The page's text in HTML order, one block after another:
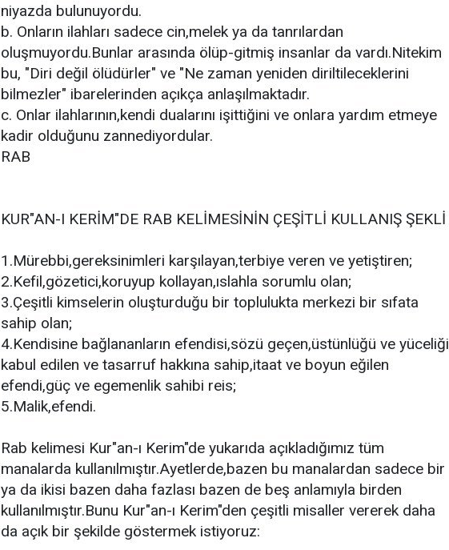
niyazda bulunuyordu.
b. Onların ilahları sadece cin,melek ya da tanrılardan
oluşmuyordu.Bunlar arasında ölüp-gitmiş insanlar da vardı.Nitekim
bu, "Diri değil ölüdürler" ve "Ne zaman yeniden diriltileceklerini
bilmezler" ibarelerinden açıkça anlaşılmaktadır.
c. Onlar ilahlarının,kendi dualarını işittiğini ve onlara yardım etmeye
kadir olduğunu zannediyordular.
RAB
KUR"AN-I KERİM"DE RAB KELİMESİNİN ÇEŞİTLİ KULLANIŞ ŞEKLİ
1.Mürebbi,gereksinimleri karşılayan,terbiye veren ve yetiştiren;
2.Kefil,gözetici,koruyup kollayan,ıslahla sorumlu olan;
3.Çeşitli kimselerin oluşturduğu bir toplulukta merkezi bir sıfata
sahip olan;
4.Kendisine bağlananların efendisi,sözü geçen,üstünlüğü ve yüceliği
kabul edilen ve tasarruf hakkına sahip,itaat ve boyun eğilen
efendi,güç ve egemenlik sahibi reis;
5.Malik,efendi.
Rab kelimesi Kur"an-ı Kerim"de yukarıda açıkladığımız tüm
manalarda kullanılmıştır.Ayetlerde,bazen bu manalardan sadece bir
ya da ikisi bazen daha fazlası bazen de beş anlamıyla birden
kullanılmıştır.Bunu Kur"an-ı Kerim"den çeşitli misaller vererek daha
da açık bir şekilde göstermek istiyoruz: